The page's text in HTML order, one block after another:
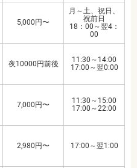
5,000円〜
月～土、祝日、
祝前日
18：00～翌4：
00
夜10000円前後
11:30～14:00
17:00～翌0:00
7,000円〜
11:30～15:00
17:00～22:00
2,980円〜 17:00～翌1:00